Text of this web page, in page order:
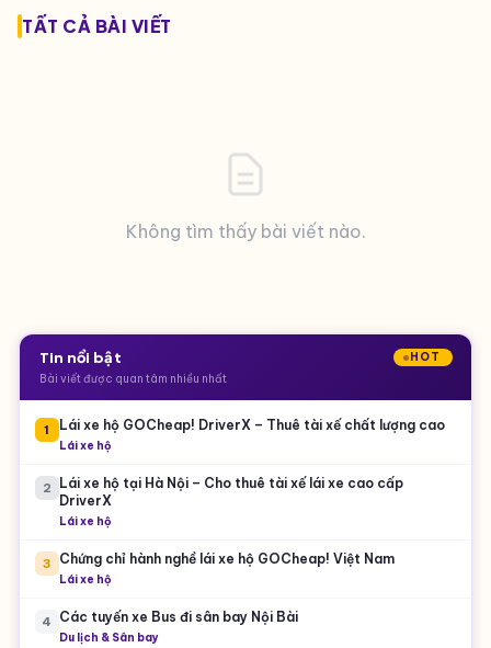
TẤT CẢ BÀI VIẾT
Không tìm thấy bài viết nào.
Tin nổi bật
HOT
Bài viết được quan tâm nhiều nhất
1 Lái xe hộ GOCheap! DriverX – Thuê tài xế chất lượng cao
Lái xe hộ
2 Lái xe hộ tại Hà Nội – Cho thuê tài xế lái xe cao cấp
DriverX
Lái xe hộ
3 Chứng chỉ hành nghề lái xe hộ GOCheap! Việt Nam
Lái xe hộ
4 Các tuyến xe Bus đi sân bay Nội Bài
Du lịch & Sân bay